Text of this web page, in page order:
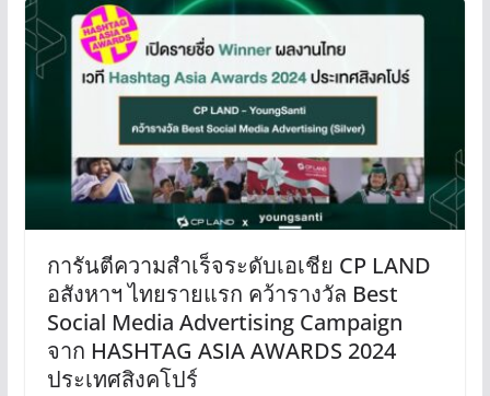
การันตีความสำเร็จระดับเอเชีย CP LAND
อสังหาฯ ไทยรายแรก คว้ารางวัล Best
Social Media Advertising Campaign
จาก HASHTAG ASIA AWARDS 2024
ประเทศสิงคโปร์